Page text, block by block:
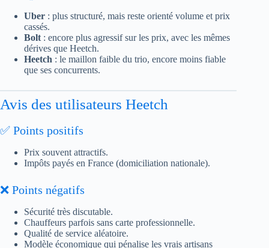
Uber : plus structuré, mais reste orienté volume et prix
cassés.
Bolt : encore plus agressif sur les prix, avec les mêmes
dérives que Heetch.
Heetch : le maillon faible du trio, encore moins fiable
que ses concurrents.
Avis des utilisateurs Heetch
✅ Points positifs
Prix souvent attractifs.
Impôts payés en France (domiciliation nationale).
❌ Points négatifs
Sécurité très discutable.
Chauffeurs parfois sans carte professionnelle.
Qualité de service aléatoire.
Modèle économique qui pénalise les vrais artisans